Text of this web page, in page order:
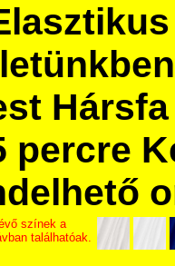
percre
színek a
találhatóak.